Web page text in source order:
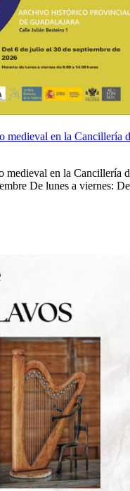
medieval en la Cancillería
medieval en la Cancillería
De lunes a viernes: De